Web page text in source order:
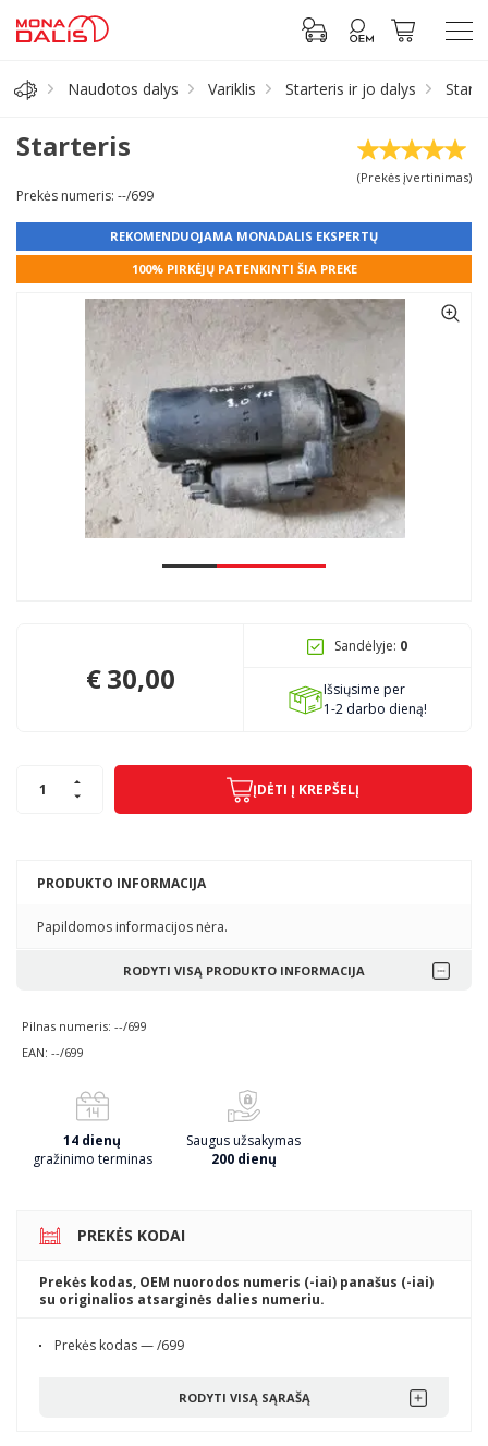
Antifrizas
Akumuliatorius
Padangos
Prisijungti prie paskyros
Pagojo k., Uosių g. 124, Kelmės raj.
+370 68306302
Naudotos dalys Variklis Starteris ir jo dalys
Starteris
(Prekės įvertinimas)
Prekės numeris: --/699
REKOMENDUOJAMA MONADALIS EKSPERTŲ
100% PIRKĖJŲ PATENKINTI ŠIA PREKE
PRODUKTO INFORMACIJA
Papildomos informacijos nėra.
RODYTI VISĄ PRODUKTO INFORMACIJA
Pilnas numeris: --/699
EAN: --/699
14 dienų
gražinimo terminas
Saugus užsakymas
200 dienų
€30,00
Sandėlyje: 0
Išsiųsime per
1-2 darbo dieną!
ĮDĖTI Į KREPŠELĮ
PREKĖS KODAI
Prekės kodas, OEM nuorodos numeris (-iai) panašus (-iai)
su originalios atsarginės dalies numeriu.
Prekės kodas — /699
RODYTI VISĄ SĄRAŠĄ